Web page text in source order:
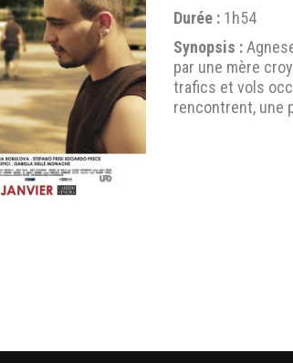
Durée : 1h54
Synopsis :
par une mère
trafics et vols
rencontrent, une